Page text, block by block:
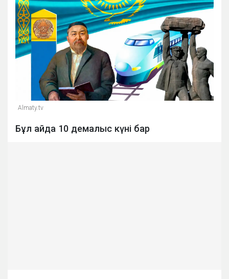
Almaty.tv
Бұл айда 10 демалыс күні бар